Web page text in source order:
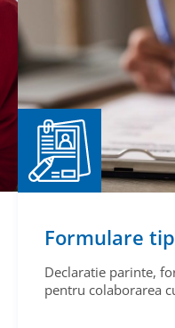
Formulare tip
Declaratie parinte,
pentru colaborarea